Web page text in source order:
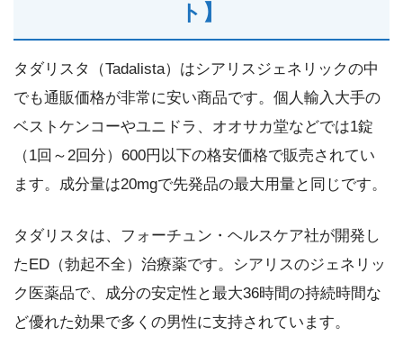
ト】
タダリスタ（Tadalista）はシアリスジェネリックの中
でも通販価格が非常に安い商品です。個人輸入大手の
ベストケンコーやユニドラ、オオサカ堂などでは1錠
（1回～2回分）600円以下の格安価格で販売されてい
ます。成分量は20mgで先発品の最大用量と同じです。
タダリスタは、フォーチュン・ヘルスケア社が開発し
たED（勃起不全）治療薬です。シアリスのジェネリッ
ク医薬品で、成分の安定性と最大36時間の持続時間な
ど優れた効果で多くの男性に支持されています。